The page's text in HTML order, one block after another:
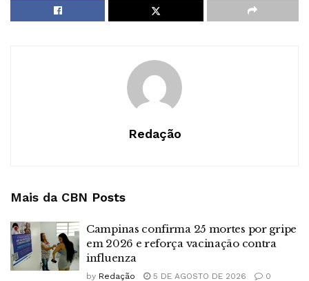
Redação
Mais da CBN Posts
Campinas confirma 25 mortes por gripe
em 2026 e reforça vacinação contra
influenza
by Redação 5 DE AGOSTO DE 2026 0